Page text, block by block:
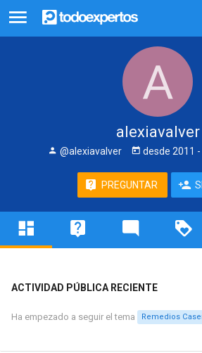
alexiavalver
@alexiavalver desde 2011
PREGUNTAR
ACTIVIDAD PÚBLICA RECIENTE
Ha empezado a seguir el tema Remedios